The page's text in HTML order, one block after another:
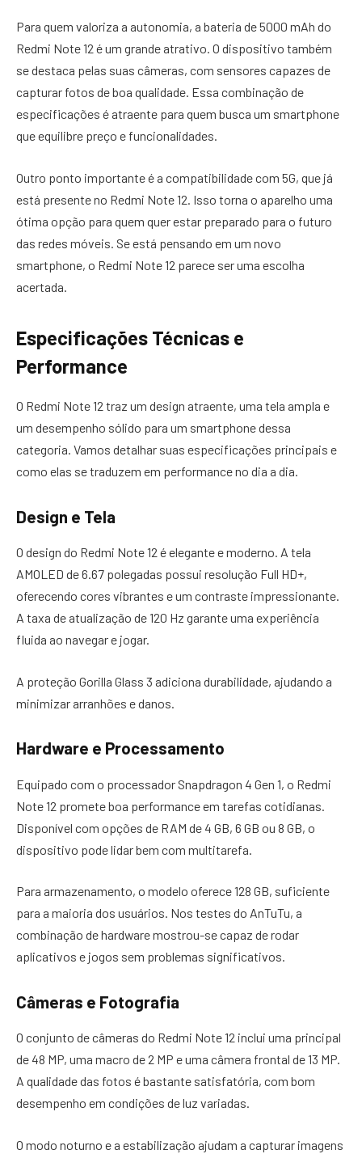
Para quem valoriza a autonomia, a bateria de 5000 mAh do
Redmi Note 12 é um grande atrativo. O dispositivo também
se destaca pelas suas câmeras, com sensores capazes de
capturar fotos de boa qualidade. Essa combinação de
especificações é atraente para quem busca um smartphone
que equilibre preço e funcionalidades.
Outro ponto importante é a compatibilidade com 5G, que já
está presente no Redmi Note 12. Isso torna o aparelho uma
ótima opção para quem quer estar preparado para o futuro
das redes móveis. Se está pensando em um novo
smartphone, o Redmi Note 12 parece ser uma escolha
acertada.
Especificações Técnicas e
Performance
O Redmi Note 12 traz um design atraente, uma tela ampla e
um desempenho sólido para um smartphone dessa
categoria. Vamos detalhar suas especificações principais e
como elas se traduzem em performance no dia a dia.
Design e Tela
O design do Redmi Note 12 é elegante e moderno. A tela
AMOLED de 6.67 polegadas possui resolução Full HD+,
oferecendo cores vibrantes e um contraste impressionante.
A taxa de atualização de 120 Hz garante uma experiência
fluida ao navegar e jogar.
A proteção Gorilla Glass 3 adiciona durabilidade, ajudando a
minimizar arranhões e danos.
Hardware e Processamento
Equipado com o processador Snapdragon 4 Gen 1, o Redmi
Note 12 promete boa performance em tarefas cotidianas.
Disponível com opções de RAM de 4 GB, 6 GB ou 8 GB, o
dispositivo pode lidar bem com multitarefa.
Para armazenamento, o modelo oferece 128 GB, suficiente
para a maioria dos usuários. Nos testes do AnTuTu, a
combinação de hardware mostrou-se capaz de rodar
aplicativos e jogos sem problemas significativos.
Câmeras e Fotografia
O conjunto de câmeras do Redmi Note 12 inclui uma principal
de 48 MP, uma macro de 2 MP e uma câmera frontal de 13 MP.
A qualidade das fotos é bastante satisfatória, com bom
desempenho em condições de luz variadas.
O modo noturno e a estabilização ajudam a capturar imagens